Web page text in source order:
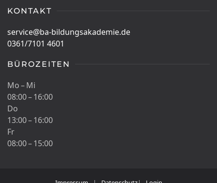
KONTAKT
service@ba-bildungsakademie.de
0361/7101 4601
BÜROZEITEN
Mo – Mi
08:00 – 16:00
Do
13:00 – 16:00
Fr
08:00 – 15:00